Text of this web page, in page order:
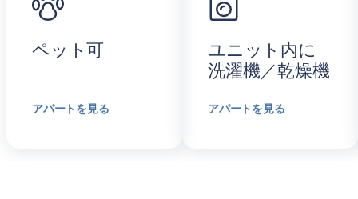
ペット可
アパートを見る
ユニット内に
洗濯機／乾燥機
アパートを見る